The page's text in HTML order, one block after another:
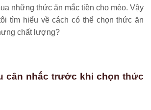
những thức ăn mắc tiền cho mèo. Vậy
tìm hiểu về cách có thể chọn thức ăn
chất lượng?
cân nhắc trước khi chọn thức